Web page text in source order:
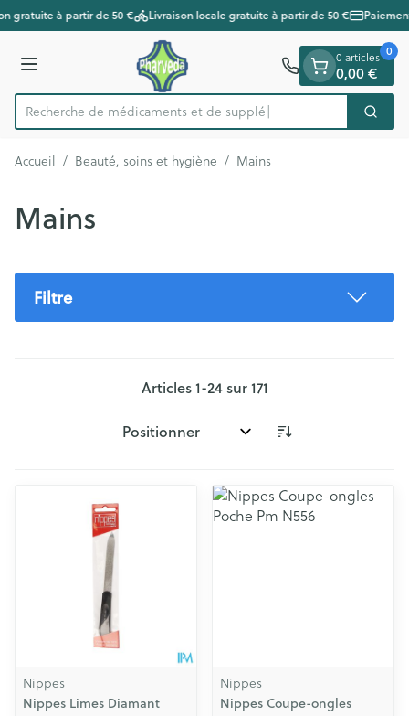
Aller au contenu
1 de 1
gratuite à partir de 50 € Livraison locale gratuite à partir de 50 €
Menu
Rechercher
Recherche de médica
0 articles
0,00 €
0
Accueil / Beauté, soins et hygiène / Mains
Mains
Filtre
Articles1-24sur171
Trier par:
Nippes
Nippes Limes Diamant
Nippes
Nippes Coupe-ongles